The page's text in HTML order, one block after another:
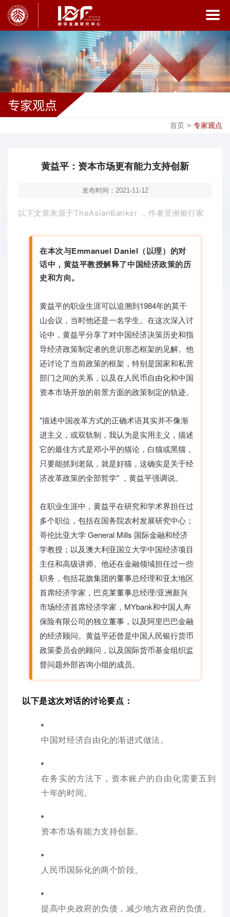
专家观点
首页 > 专家观点
黄益平：资本市场更有能力支持创新
发布时间：2021-11-12
以下文章来源于TheAsianBanker ，作者亚洲银行家
在本次与Emmanuel Daniel（以理）的对
话中，黄益平教授解释了中国经济政策的历
史和方向。
黄益平的职业生涯可以追溯到1984年的莫干
山会议，当时他还是一名学生。在这次深入讨
论中，黄益平分享了对中国经济决策历史和指
导经济政策制定者的意识形态框架的见解。他
还讨论了当前政策的框架，特别是国家和私营
部门之间的关系，以及在人民币自由化和中国
资本市场开放的前景方面的政策制定的轨迹。
"描述中国改革方式的正确术语其实并不像渐
进主义，或双轨制，我认为是实用主义，描述
它的最佳方式是邓小平的猫论，白猫或黑猫，
只要能抓到老鼠，就是好猫，这确实是关于经
济改革政策的全部哲学" ，黄益平强调说。
在职业生涯中，黄益平在研究和学术界担任过
多个职位，包括在国务院农村发展研究中心；
哥伦比亚大学 General Mills 国际金融和经济
学教授；以及澳大利亚国立大学中国经济项目
主任和高级讲师。他还在金融领域担任过一些
职务，包括花旗集团的董事总经理和亚太地区
首席经济学家，巴克莱董事总经理/亚洲新兴
市场经济首席经济学家，MYbank和中国人寿
保险有限公司的独立董事，以及阿里巴巴金融
的经济顾问。黄益平还曾是中国人民银行货币
政策委员会的顾问，以及国际货币基金组织监
督问题外部咨询小组的成员。
以下是这次对话的讨论要点：
中国对经济自由化的渐进式做法。
在务实的方法下，资本账户的自由化需要五到
十年的时间。
资本市场有能力支持创新。
人民币国际化的两个阶段。
提高中央政府的负债，减少地方政府的负债。